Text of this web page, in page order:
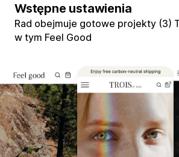
Wstępne ustawienia
Rad obejmuje gotowe projekty (3)
w tym Feel Good